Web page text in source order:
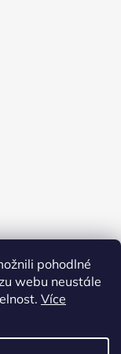
pohodlné
webu neustále
Více